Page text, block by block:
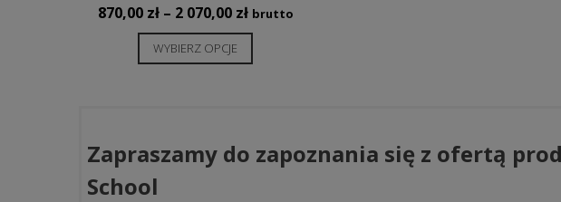
870,00 zł – 2 070,00 złZakres
cen:
brutto
WYBIERZ OPCJE
produkt
Opcje
można
Zapraszamy do zapoznania się z ofertą
School